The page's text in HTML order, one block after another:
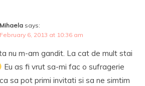
Mihaela says:
February 6, 2013 at 10:36 am
nu m-am gandit. La cat de mult stai
Eu as fi vrut sa-mi fac o sufragerie
sa pot primi invitati si sa ne simtim